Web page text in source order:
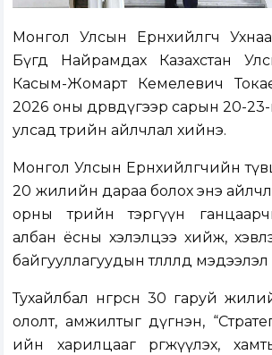
Монгол Улсын Ерөнхийлөгч
Бүгд Найрамдах Казахстан
Касым-Жомарт Кемелевич
2026 оны дөрөвдүгээр сарын 20-
улсад төрийн айлчлал хийнэ.
Монгол Улсын Ерөнхийлөгчийн
20 жилийн дараа болох энэ
орны төрийн тэргүүн
албан ёсны хэлэлцээ хийж,
байгууллагуудын төлөөлөлд мэдээлэл
Тухайлбал өнгөрсөн 30 гаруй
ололт, амжилтыг дүгнэн,
ийн харилцааг өргөжүүлэх,